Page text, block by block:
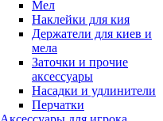
Мел
Наклейки для кия
Держатели для киев и
мела
Заточки и прочие
аксессуары
Насадки и удлинители
Перчатки